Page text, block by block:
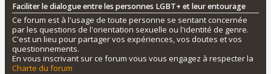
Faciliter le dialogue entre les personnes LGBT+ et leur entourage
Ce forum est à l'usage de toute personne se sentant concernée
par les questions de l'orientation sexuelle ou l'identité de genre.
C'est un lieu pour partager vos expériences, vos doutes et vos
questionnements.
En vous inscrivant sur ce forum vous vous engagez à respecter la
Charte du forum